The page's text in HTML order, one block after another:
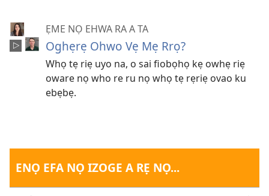
ẸME NỌ EHWA RA A TA
Oghẹrẹ Ohwo Vẹ Mẹ Rrọ?
Whọ tẹ riẹ uyo na, o sai fiobọhọ kẹ owhẹ riẹ
oware nọ who re ru nọ whọ tẹ rẹriẹ ovao ku
ebẹbẹ.
ENỌ EFA NỌ IZOGE A RẸ NỌ...